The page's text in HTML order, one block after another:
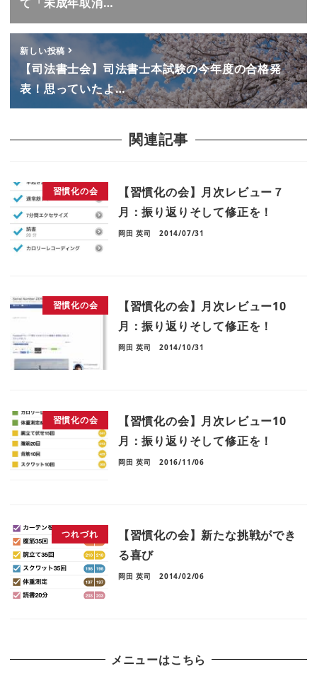
て「未成年取消…
新しい投稿
【司法書士会】司法書士本試験の今年度の合格発
表！思っていたよ…
関連記事
習慣化の会
【習慣化の会】月次レビュー７
月：振り返りそして修正を！
岡田 英司 2014/07/31
習慣化の会
【習慣化の会】月次レビュー10
月：振り返りそして修正を！
岡田 英司 2014/10/31
習慣化の会
【習慣化の会】月次レビュー10
月：振り返りそして修正を！
岡田 英司 2016/11/06
つれづれ
【習慣化の会】新たな挑戦ができ
る喜び
岡田 英司 2014/02/06
メニューはこちら